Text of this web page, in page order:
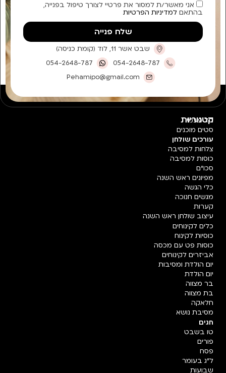
אני מאשר/ת למסור את פרטיי לצורך טיפול בפנייה,
בהתאם למדיניות הפרטיות
שלח פנייה
שבט אשר 11, לוד (קומת כניסה)
054-2648-787
054-2648-787
Pehamipo@gmail.com
קטגוריות
חד פעמי
סטים מוכנים
עורכים שולחן
צלחות למסיבה
כוסות למסיבה
סכו"ם
מפיונים ראש השנה
כלי הגשה
מגשים חנוכה
קערות
עיצוב שולחן ראש השנה
כלים לקינוחים
כוסיות לקינוח
כוסות פט עם מכסה
אביזרים לקינוחים
יום הולדת ומסיבות
יום הולדת
בר מצווה
בת מצווה
חלאקה
מסיבת נושא
חגים
טו בשבט
פורים
פסח
ל"ג בעומר
שבועות